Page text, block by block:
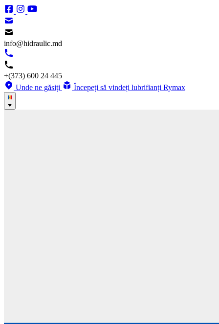
info@hidraulic.md
+(373) 600 24 445
Unde ne găsiți
Începeți să vindeți lubrifianți Rymax